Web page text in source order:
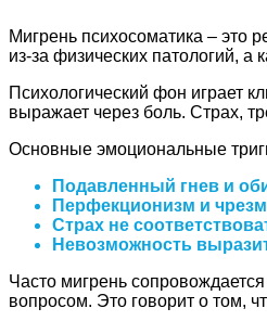
Мигрень психосоматика – это
из-за физических патологий, а
Психологический фон играет
выражает через боль. Страх,
Основные эмоциональные
Подавленный гнев и
Перфекционизм и
Страх не
Невозможность
Часто мигрень
вопросом. Это говорит о том,